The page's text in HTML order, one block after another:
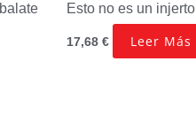
Esto no es un injerto
17,68 € Leer Más